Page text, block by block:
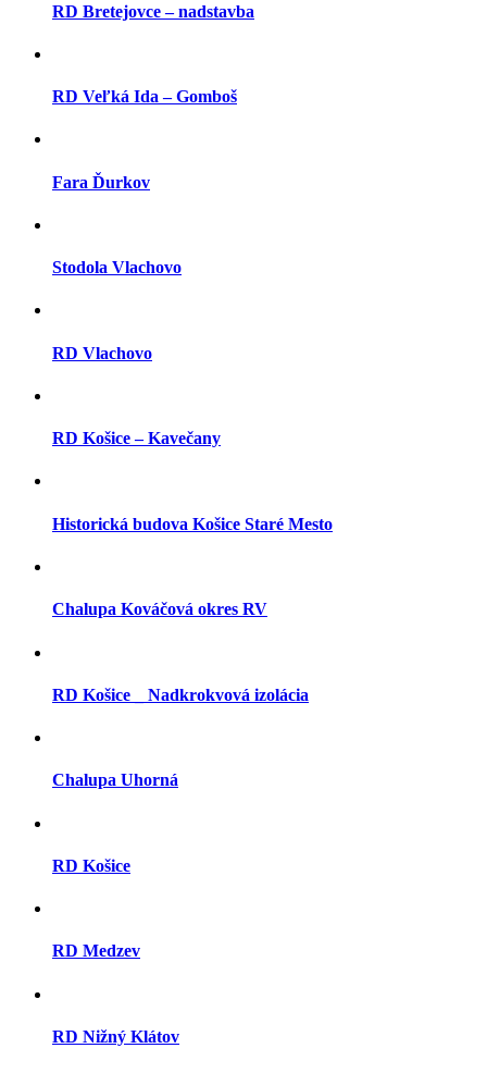
RD Bretejovce – nadstavba
RD Veľká Ida – Gomboš
Fara Ďurkov
Stodola Vlachovo
RD Vlachovo
RD Košice – Kavečany
Historická budova Košice Staré Mesto
Chalupa Kováčová okres RV
RD Košice _ Nadkrokvová izolácia
Chalupa Uhorná
RD Košice
RD Medzev
RD Nižný Klátov